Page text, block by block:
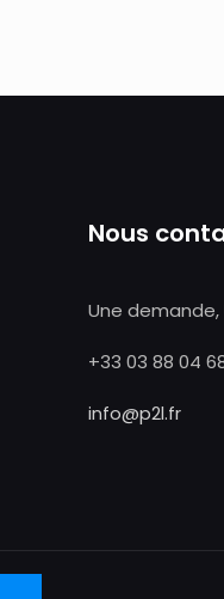
Nous
Une
+33 03 88 04
info@p2l.fr